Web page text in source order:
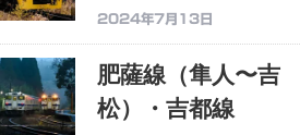
2024年7月13日
肥薩線（隼人〜吉
松）・吉都線